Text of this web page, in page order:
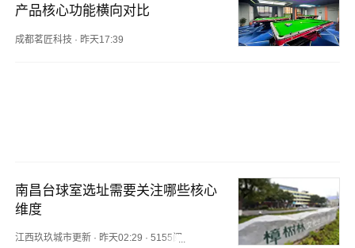
产品核心功能横向对比
成都茗匠科技 · 昨天17:39
南昌台球室选址需要关注哪些核心
维度
江西玖玖城市更新 · 昨天02:29 ·5155阅读